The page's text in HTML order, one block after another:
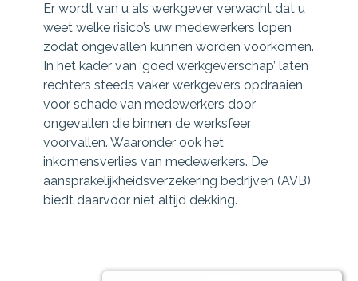
Er wordt van u als werkgever verwacht dat u
weet welke risico’s uw medewerkers lopen
zodat ongevallen kunnen worden voorkomen.
In het kader van ‘goed werkgeverschap’ laten
rechters steeds vaker werkgevers opdraaien
voor schade van medewerkers door
ongevallen die binnen de werksfeer
voorvallen. Waaronder ook het
inkomensverlies van medewerkers. De
aansprakelijkheidsverzekering bedrijven (AVB)
biedt daarvoor niet altijd dekking.